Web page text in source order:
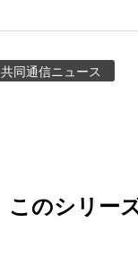
共同通信ニュース
このシリー